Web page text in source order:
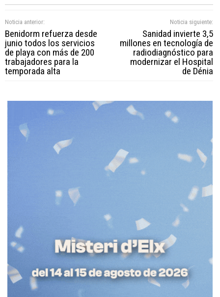
Noticia anterior:
Benidorm refuerza desde
junio todos los servicios
de playa con más de 200
trabajadores para la
temporada alta
Noticia siguiente:
Sanidad invierte 3,5
millones en tecnología de
radiodiagnóstico para
modernizar el Hospital
de Dénia